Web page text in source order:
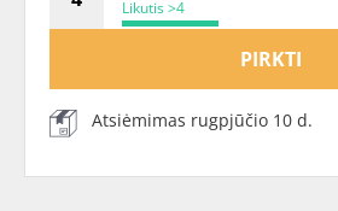
Likutis >4
PIRKTI
Atsiėmimas rugpjūčio 10 d.